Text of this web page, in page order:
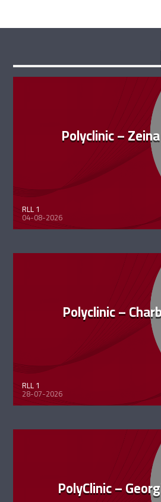
Polyclinic –
RLL 1
04-08-2026
Polyclinic –
RLL 1
28-07-2026
PolyClinic –